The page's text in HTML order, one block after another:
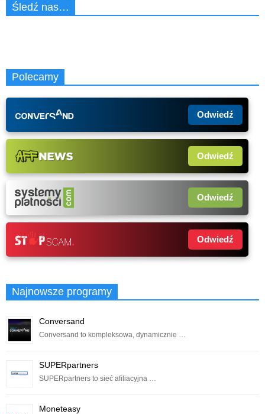
Śledź nas…
Polecamy
Odwiedź
Odwiedź
Odwiedź
Odwiedź
Najnowsze programy
Conversand
Conversand to kompleksowa, dynamicznie …
SUPERpartners
SUPERpartners to sieć afiliacyjna …
Moneteasy